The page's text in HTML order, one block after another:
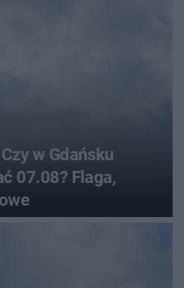
w Gdańsku
07.08? Flaga,